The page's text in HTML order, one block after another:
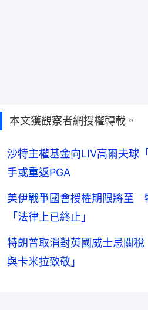
本文獲觀察者網授權轉載。
沙特主權基金向LIV高爾夫
手或重返PGA
美伊戰爭國會授權期限將至
「法律上已終止」
特朗普取消對英國威士忌關
與卡米拉致敬」